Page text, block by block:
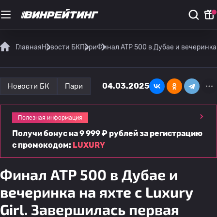
ГлавнаяНовости БКПариФинал ATP 500 в Дубае и вечеринка
Новости БК Пари 04.03.2025
Полезная информация
Получи бонус на 9 999 ₽ рублей за регистрацию
с промокодом: LUXURY
Финал ATP 500 в Дубае и
вечеринка на яхте с Luxury
Girl. Завершилась первая